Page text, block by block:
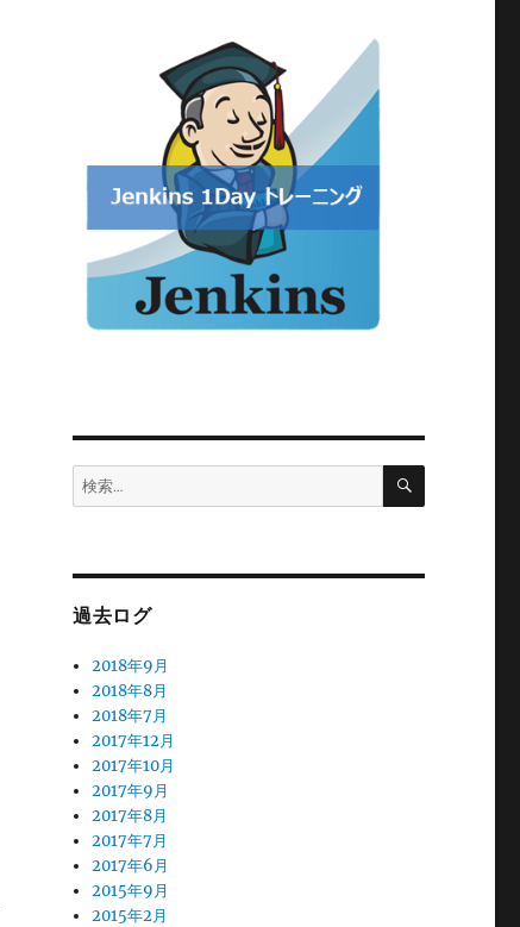
検
索:
検
過去ログ
2018年9月
2018年8月
2018年7月
2017年12月
2017年10月
2017年9月
2017年8月
2017年7月
2017年6月
2015年9月
2015年2月